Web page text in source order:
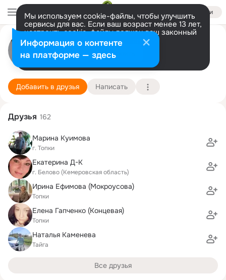
Войти
Мы используем cookie-файлы, чтобы улучшить
сервисы для вас. Если ваш возраст менее 13 лет,
настроить cookie-файлы должен ваш законный
представитель. Больше информации
Разрешить все Настроить
сергей максаков
топки 19 февраля (42 года)
Подробнее
Добавить в друзья Написать
Друзья 162
Марина Куимова
г. Топки
Екатерина Д-К
г. Белово (Кемеровская область)
Ирина Ефимова (Мокроусова)
Топки
Елена Гапченко (Концевая)
Топки
Наталья Каменева
Тайга
Все друзья
Информация о контенте
на платформе — здесь